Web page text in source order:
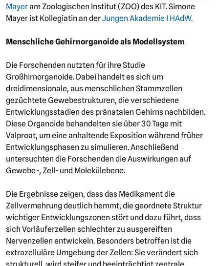
Mayeram Zoologischen Institut (ZOO) des KIT. Simone
Mayer ist Kollegiatin an derJungen Akademie I HAdW.
Menschliche Gehirnorganoide als Modellsystem
Die Forschenden nutzten für ihre Studie
Großhirnorganoide. Dabei handelt es sich um
dreidimensionale, aus menschlichen Stammzellen
gezüchtete Gewebestrukturen, die verschiedene
Entwicklungsstadien des pränatalen Gehirns nachbilden.
Diese Organoide behandelten sie über 30 Tage mit
Valproat, um eine anhaltende Exposition während früher
Entwicklungsphasen zu simulieren. Anschließend
untersuchten die Forschenden die Auswirkungen auf
Gewebe-, Zell- und Molekülebene.
Die Ergebnisse zeigen, dass das Medikament die
Zellvermehrung deutlich hemmt, die geordnete Struktur
wichtiger Entwicklungszonen stört und dazu führt, dass
sich Vorläuferzellen schlechter zu ausgereiften
Nervenzellen entwickeln. Besonders betroffen ist die
extrazelluläre Umgebung der Zellen: Sie verändert sich
strukturell, wird steifer und beeinträchtigt zentrale